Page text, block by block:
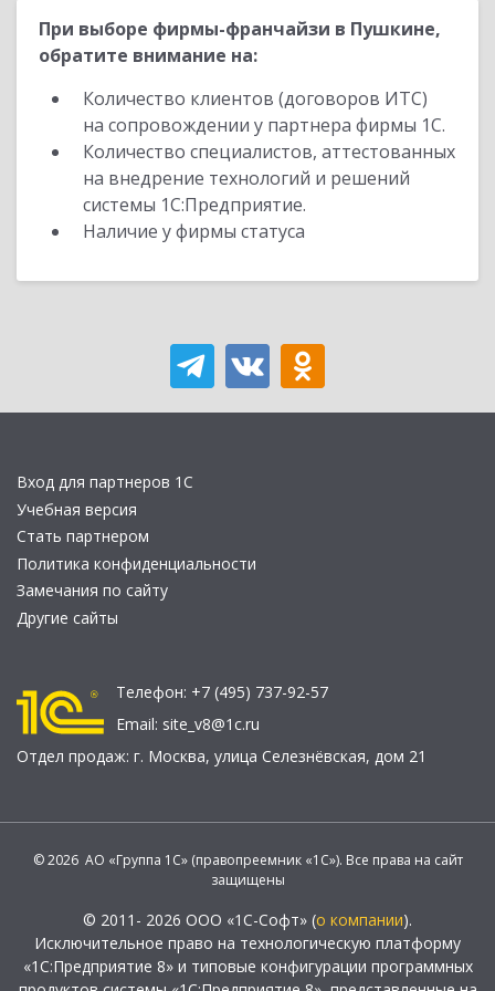
При выборе фирмы-франчайзи в Пушкине,
обратите внимание на:
Количество клиентов (договоров ИТС)
на сопровождении у партнера фирмы 1С.
Количество специалистов, аттестованных
на внедрение технологий и решений
системы 1С:Предприятие.
Наличие у фирмы статуса
Вход для партнеров 1С
Учебная версия
Стать партнером
Политика конфиденциальности
Замечания по сайту
Другие сайты
Телефон: +7 (495) 737-92-57
Email: site_v8@1c.ru
Отдел продаж: г. Москва, улица Селезнёвская, дом 21
© 2026 АО «Группа 1С» (правопреемник «1С»). Все права на сайт
защищены
© 2011- 2026 ООО «1С-Софт» (о компании).
Исключительное право на технологическую платформу
«1С:Предприятие 8» и типовые конфигурации программных